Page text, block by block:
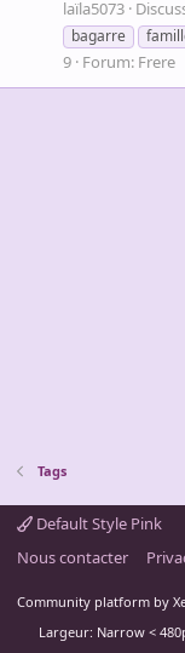
laïla5073
bagarre
9 Forum: Frere
Tags
Default Style Pink
Nous contacter
Community platform by
Largeur